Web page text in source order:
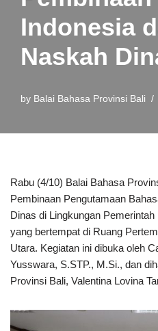
Indonesia
Naskah
by Balai Bahasa Provinsi Bali
Rabu (4/10) Balai Bahasa
Pembinaan Pengutamaan
Dinas di Lingkungan
yang bertempat di Ruang
Utara. Kegiatan ini dibuka oleh
Yusswara, S.STP., M.Si., dan
Provinsi Bali, Valentina Lovina